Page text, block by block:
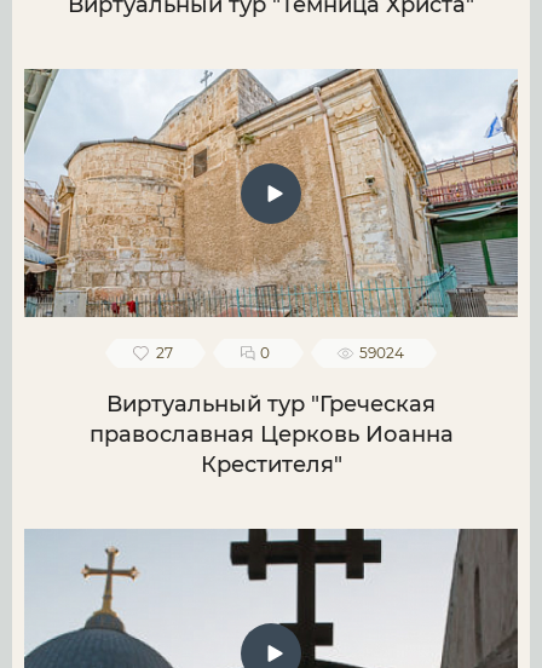
Виртуальный тур "Темница Христа"
27 0 59024
Виртуальный тур "Греческая
православная Церковь Иоанна
Крестителя"